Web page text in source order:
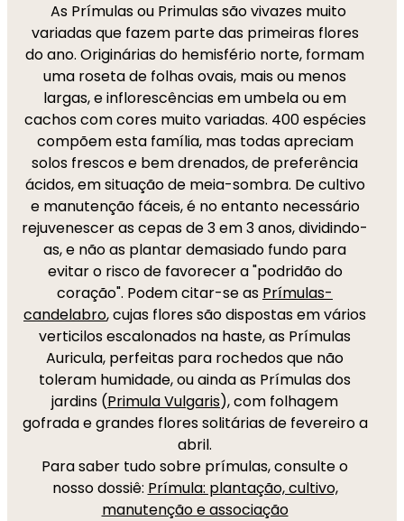
As Prímulas ou Primulas são vivazes muito
variadas que fazem parte das primeiras flores
do ano. Originárias do hemisfério norte, formam
uma roseta de folhas ovais, mais ou menos
largas, e inflorescências em umbela ou em
cachos com cores muito variadas. 400 espécies
compõem esta família, mas todas apreciam
solos frescos e bem drenados, de preferência
ácidos, em situação de meia-sombra. De cultivo
e manutenção fáceis, é no entanto necessário
rejuvenescer as cepas de 3 em 3 anos, dividindo-
as, e não as plantar demasiado fundo para
evitar o risco de favorecer a "podridão do
coração". Podem citar-se as Prímulas-
candelabro, cujas flores são dispostas em vários
verticilos escalonados na haste, as Prímulas
Auricula, perfeitas para rochedos que não
toleram humidade, ou ainda as Prímulas dos
jardins (Primula Vulgaris), com folhagem
gofrada e grandes flores solitárias de fevereiro a
abril.
Para saber tudo sobre prímulas, consulte o
nosso dossiê: Prímula: plantação, cultivo,
manutenção e associação